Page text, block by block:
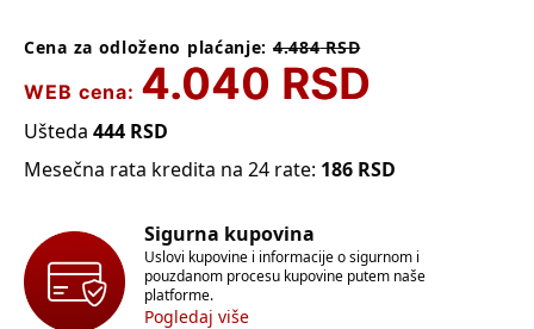
Cena za odloženo plaćanje: 4.484RSD
WEB cena: 4.040 RSD
Ušteda 444 RSD
Mesečna rata kredita na 24 rate: 186 RSD
Sigurna kupovina
Uslovi kupovine i informacije o sigurnom i
pouzdanom procesu kupovine putem naše
platforme.
Pogledaj više